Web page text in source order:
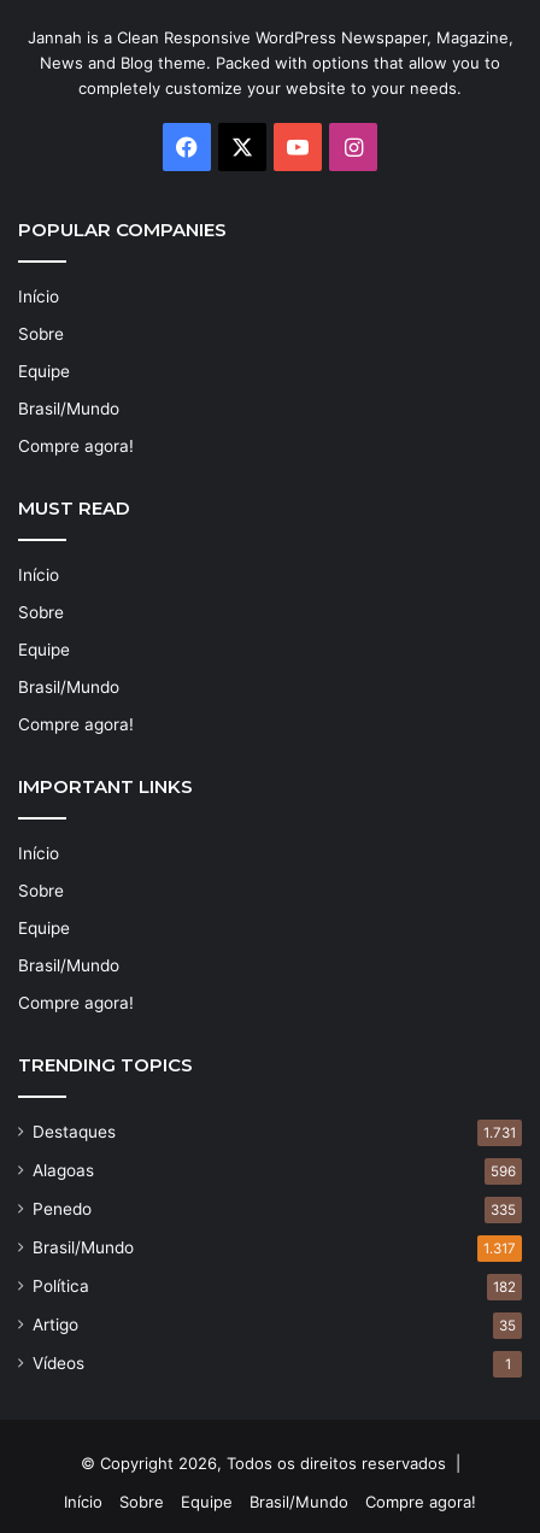
Jannah is a Clean Responsive WordPress Newspaper, Magazine,
News and Blog theme. Packed with options that allow you to
completely customize your website to your needs.
Facebook YouTubeInstagram
POPULAR COMPANIES
Início
Sobre
Equipe
Brasil/Mundo
Compre agora!
MUST READ
Início
Sobre
Equipe
Brasil/Mundo
Compre agora!
IMPORTANT LINKS
Início
Sobre
Equipe
Brasil/Mundo
Compre agora!
TRENDING TOPICS
Destaques 1.731
Alagoas 596
Penedo 335
Brasil/Mundo 1.317
Política 182
Artigo 35
Vídeos 1
© Copyright 2026, Todos os direitos reservados |
Início
Sobre Equipe Brasil/Mundo Compre agora!